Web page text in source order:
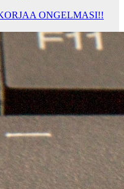
ONGELMASI!!